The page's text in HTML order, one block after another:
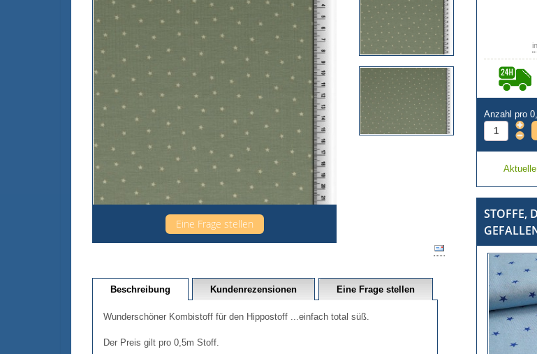
Eine Frage stellen
Beschreibung Kundenrezensionen Eine Frage stellen
Wunderschöner Kombistoff für den Hippostoff ...einfach total süß.
Der Preis gilt pro 0,5m Stoff.
Anzahl pro
STOFFE,